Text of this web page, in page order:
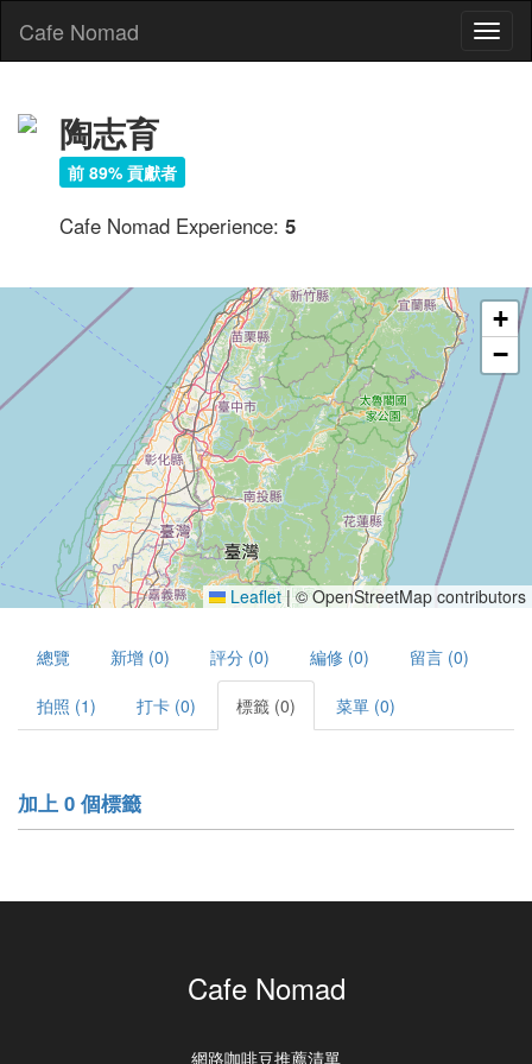
Cafe Nomad
陶志育
前 89% 貢獻者
Cafe Nomad Experience: 5
+
−
Leaflet |© OpenStreetMap contributors
總覽 新增 (0) 評分 (0) 編修 (0) 留言 (0)
拍照 (1) 打卡 (0) 標籤 (0) 菜單 (0)
加上 0 個標籤
Cafe Nomad
網路咖啡豆推薦清單